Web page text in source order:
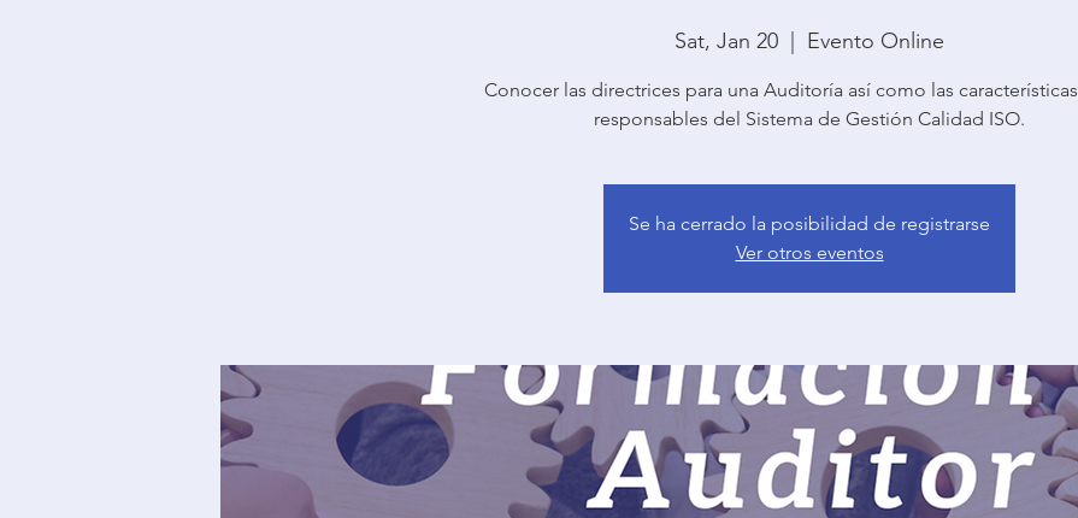
Sat, Jan 20 Evento Online
Conocer las directrices para una Auditoría así como las
responsables del Sistema de Gestión Calidad ISO.
Se ha cerrado la posibilidad de registrarse
Ver otros eventos